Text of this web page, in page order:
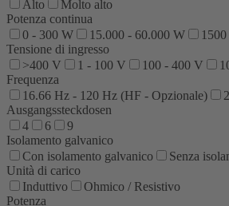
Alto
Molto alto
Potenza continua
0 - 300 W
15.000 - 60.000 W
Tensione di ingresso
>400 V
1 - 100 V 100 - 400 V
Frequenza
16.66 Hz - 120 Hz (HF - Opzionale)
Ausgangssteckdosen
4
6
9
Isolamento galvanico
Con isolamento galvanico
Senza
Unità di carico
Induttivo
Ohmico / Resistivo
Potenza